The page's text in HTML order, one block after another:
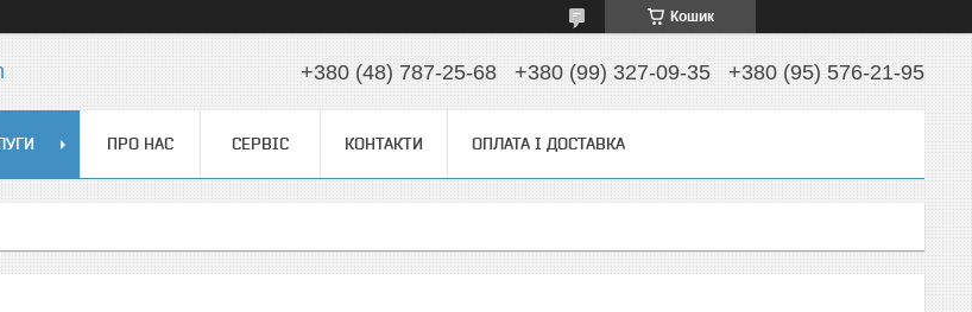
Кошик
+380 (48) 787-25-68 +380 (99) 327-09-35 +380 (95) 576-21-95
ПРО НАС СЕРВІС КОНТАКТИ ОПЛАТА І ДОСТАВКА